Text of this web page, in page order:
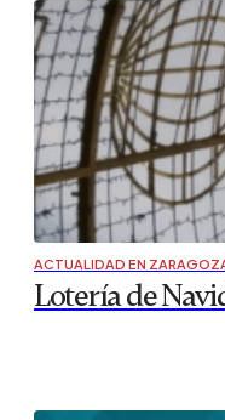
ACTUALIDAD EN
Lotería de